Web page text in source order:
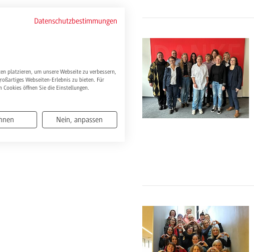
Datenschutzbestimmungen
platzieren, um unsere Webseite zu verbessern,
Webseiten-Erlebnis zu bieten. Für
öffnen Sie die Einstellungen.
Nein, anpassen